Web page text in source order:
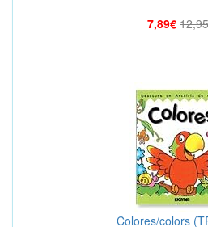
7,89€
Colores/colors